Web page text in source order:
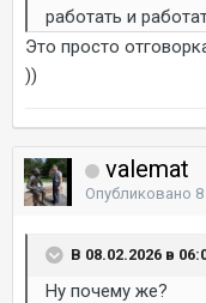
работать и
Это просто
))
valemat
Опубликовано
В 08.02.2026 в
Ну почему же?